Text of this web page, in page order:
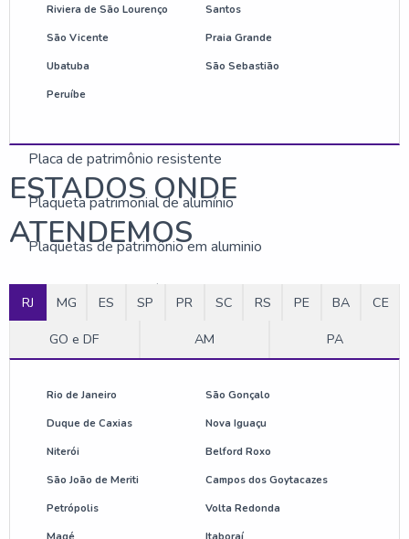
Fornecedor de plaquinha de patrimônio
Placa de patrimônio resistente
Plaqueta patrimonial de alumínio
Plaquetas de patrimônio em aluminio
Plaquinha de patrimônio para equipamentos
Plaquinha de patrimônio para máquinas
Riviera de São Lourenço Santos
São Vicente Praia Grande
Ubatuba São Sebastião
Peruíbe
ESTADOS ONDE
ATENDEMOS
RJ MG ES SP PR SC RS PE BA
CE
GO e DF
AM PA
Rio de Janeiro São Gonçalo
Duque de Caxias Nova Iguaçu
Niterói Belford Roxo
São João de Meriti Campos dos Goytacazes
Petrópolis Volta Redonda